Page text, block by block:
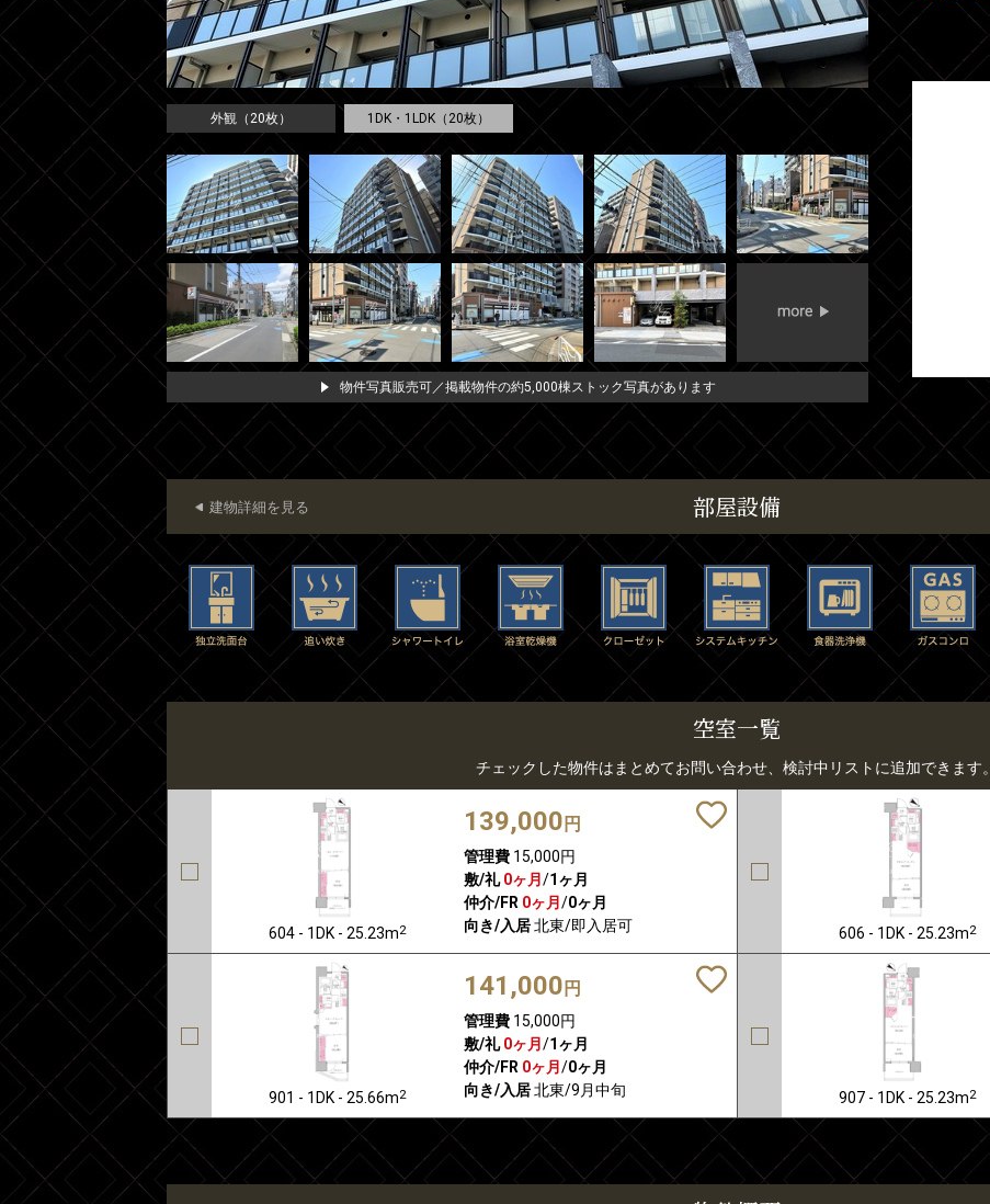
外観（20枚） 1DK・1LDK（20枚）
物件写真販売可／掲載物件の約5,000棟ストック写真があります
部屋設備
建物詳細を見る
空室一覧
チェックした物件はまとめてお問い合わせ、検討中リストに追加できます。
604 - 1DK - 25.23m2
139,000 円
管理費15,000円
敷/礼 0ヶ月 /1ヶ月
仲介/FR 0ヶ月 /0ヶ月
向き/入居北東/即入居可 606 - 1DK - 25.23m2
901 - 1DK - 25.66m2
141,000 円
管理費15,000円
敷/礼 0ヶ月 /1ヶ月
仲介/FR 0ヶ月 /0ヶ月
向き/入居北東/9月中旬 907 - 1DK - 25.23m2